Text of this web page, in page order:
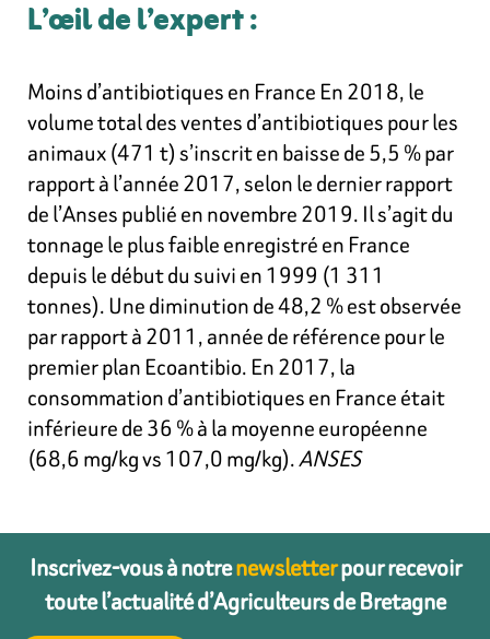
L’œil de l’expert :
Moins d’antibiotiques en France En 2018, le
volume total des ventes d’antibiotiques pour les
animaux (471 t) s’inscrit en baisse de 5,5 % par
rapport à l’année 2017, selon le dernier rapport
de l’Anses publié en novembre 2019. Il s’agit du
tonnage le plus faible enregistré en France
depuis le début du suivi en 1999 (1 311
tonnes). Une diminution de 48,2 % est observée
par rapport à 2011, année de référence pour le
premier plan Ecoantibio. En 2017, la
consommation d’antibiotiques en France était
inférieure de 36 % à la moyenne européenne
(68,6 mg/kg vs 107,0 mg/kg).ANSES
Inscrivez-vous à notrenewsletterpour recevoir
toute l’actualité d’Agriculteurs de Bretagne